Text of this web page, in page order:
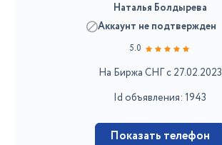
Наталья Болдырева
Аккаунт не подтвержден
5.0
На Биржа СНГ с 27.02.2023
Id объявления: 1943
Показать телефон